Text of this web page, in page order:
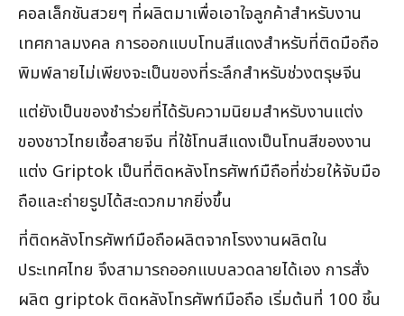
คอลเล็กชันสวยๆ ที่ผลิตมาเพื่อเอาใจลูกค้าสำหรับงาน
เทศกาลมงคล การออกแบบโทนสีแดงสำหรับที่ติดมือถือ
พิมพ์ลายไม่เพียงจะเป็นของที่ระลึกสำหรับช่วงตรุษจีน
แต่ยังเป็นของชำร่วยที่ได้รับความนิยมสำหรับงานแต่ง
ของชาวไทยเชื้อสายจีน ที่ใช้โทนสีแดงเป็นโทนสีของงาน
แต่ง Griptok เป็นที่ติดหลังโทรศัพท์มืถือที่ช่วยให้จับมือ
ถือและถ่ายรูปได้สะดวกมากยิ่งขึ้น
ที่ติดหลังโทรศัพท์มือถือผลิตจากโรงงานผลิตใน
ประเทศไทย จึงสามารถออกแบบลวดลายได้เอง การสั่ง
ผลิต griptok ติดหลังโทรศัพท์มือถือ เริ่มต้นที่ 100 ชิ้น